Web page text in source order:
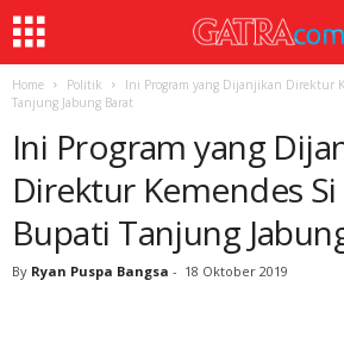
Home Politik
Ini Program yang Dijanjikan Direktur
Tanjung Jabung Barat
Ini Program yang
Direktur Kemendes
Bupati Tanjung
By Ryan Puspa Bangsa - 18 Oktober 2019